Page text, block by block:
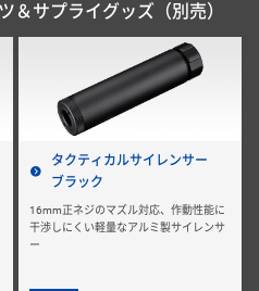
＆サプライグッズ（別売）
タクティカルサイレンサー
ブラック
16mm正ネジのマズル対応、作動性能に
干渉しにくい軽量なアルミ製サイレンサ
ー